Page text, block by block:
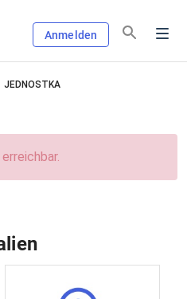
Anmelden
JEDNOSTKA